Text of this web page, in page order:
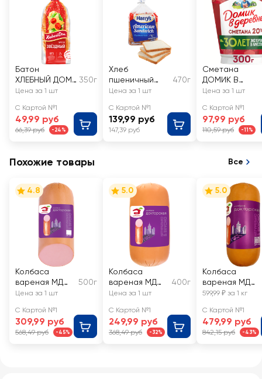
Батон
ХЛЕБНЫЙ ДОМ
Звездный, в
350г
Цена за 1 шт
С Картой №1
49,99 руб
66,39 руб -24%
Хлеб
пшеничный
HARRY'S
sandwich
470г
Цена за 1 шт
С Картой №1
139,99 руб
147,39 руб
Сметана
ДОМИК В
ДЕРЕВНЕ 20%,
Цена за 1 шт
С Картой №1
97,99 руб
110,59 руб -11%
Похожие товары Все
4.8
Колбаса
вареная МД
БОРОДИНА
срезом
500г
Цена за 1 шт
С Картой №1
309,99 руб
568,49 руб -45%
5.0
Колбаса
вареная МД
БОРОДИНА
400г
Цена за 1 шт
С Картой №1
249,99 руб
368,49 руб -32%
5.0
Колбаса
вареная МД
БОРОДИНА
весовая
599,99 ₽ за 1 кг
С Картой №1
479,99 руб
842,15 руб -43%